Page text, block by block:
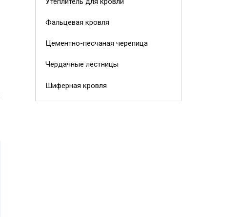
Фальцевая кровля
Цементно-песчаная черепица
Чердачные лестницы
Шиферная кровля